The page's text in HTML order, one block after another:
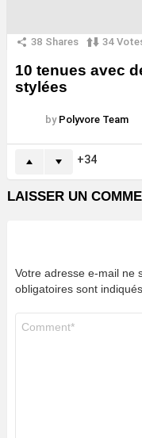
38 Shares 34
10 tenues avec
stylées
by Polyvore Team
34
LAISSER UN
Votre adresse e-mail ne
obligatoires sont